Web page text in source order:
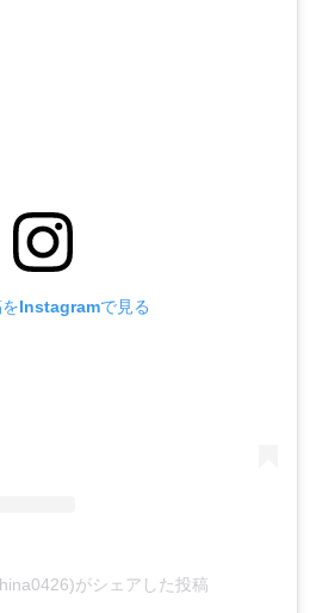
をInstagramで見る
がシェアした投稿